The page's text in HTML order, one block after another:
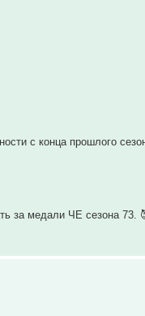
с конца прошлого
за медали ЧЕ сезона 73.